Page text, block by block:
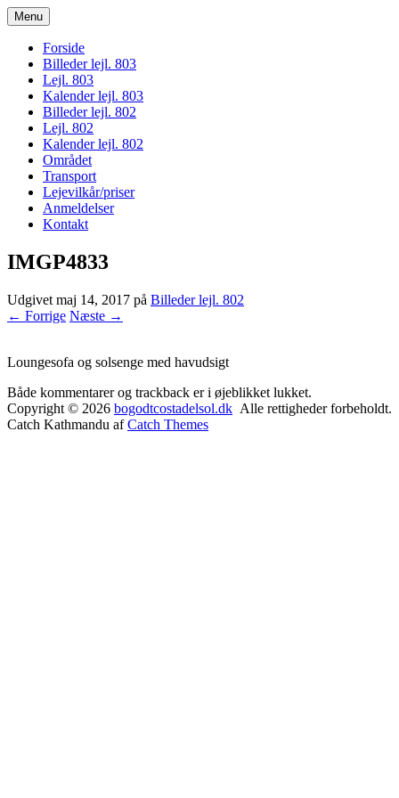
bogodtcostadelsol.dk
Menu
Forside
Billeder lejl. 803
Lejl. 803
Kalender lejl. 803
Billeder lejl. 802
Lejl. 802
Kalender lejl. 802
Området
Transport
Lejevilkår/priser
Anmeldelser
Kontakt
IMGP4833
Udgivet maj 14, 2017 på Billeder lejl. 802
← Forrige Næste →
Loungesofa og solsenge med havudsigt
Både kommentarer og trackback er i øjeblikket lukket.
Copyright © 2026 bogodtcostadelsol.dk Alle rettigheder forbeholdt.
Catch Kathmandu afCatch Themes